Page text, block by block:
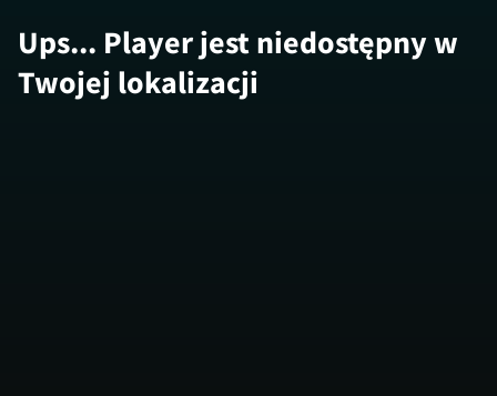
Ups... Player jest niedostępny w
Twojej lokalizacji